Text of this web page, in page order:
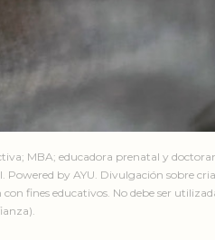
MBA; educadora prenatal y
by AYU. Divulgación sobre
fines educativos. No debe ser